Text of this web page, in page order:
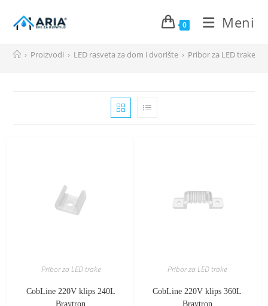
Preskoči
0 Meni
› Proizvodi › LED rasveta za dom i dvorište › Pribor za LED trake
Pribor za LED trake
CobLine 220V klips 240L
Braytron
Pribor za LED trake
CobLine 220V klips 360L
Braytron